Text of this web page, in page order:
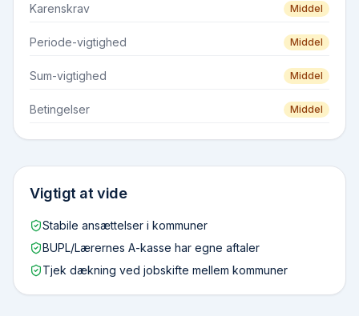
Karenskrav Middel
Periode-vigtighed Middel
Sum-vigtighed Middel
Betingelser Middel
Vigtigt at vide
Stabile ansættelser i kommuner
BUPL/Lærernes A-kasse har egne aftaler
Tjek dækning ved jobskifte mellem kommuner